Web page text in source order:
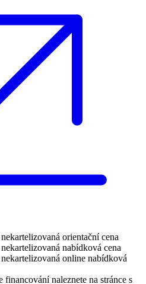
orientační cena
nabídková cena
online nabídková
naleznete na stránce s